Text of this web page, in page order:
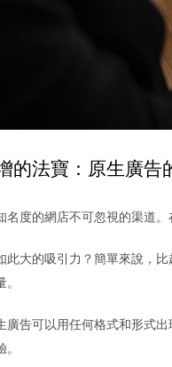
的法寶：原生廣告
名度的網店不可忽視的渠道
此大的吸引力？簡單來說，
廣告可以用任何格式和形式